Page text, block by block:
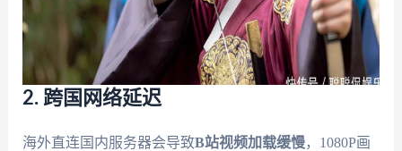
2. 跨国网络延迟
海外直连国内服务器会导致B站视频加载缓慢，1080P画